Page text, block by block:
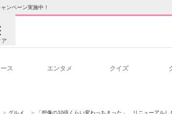
ンペーン実施中！
ア
ス エンタメ クイズ
> グルメ > 「想像の10倍くらい変わっちまった」 リニューアルした